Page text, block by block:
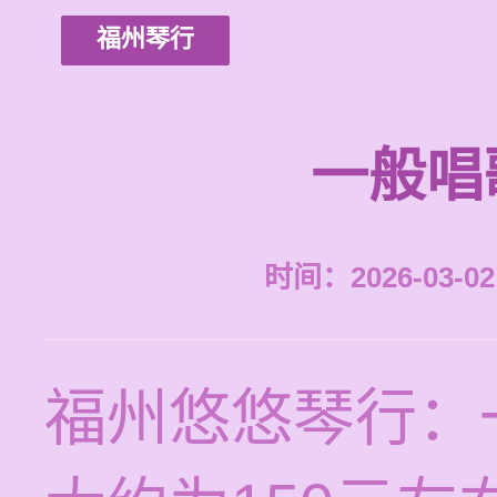
福州琴行
一般
时间：2026-03-
福州悠悠琴行